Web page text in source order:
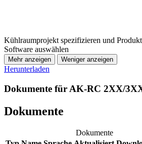
Kühlraumprojekt spezifizieren und
Software auswählen
Mehr anzeigen Weniger anzeigen
Herunterladen
Dokumente für AK-RC 2XX/
Dokumente
Dokumente